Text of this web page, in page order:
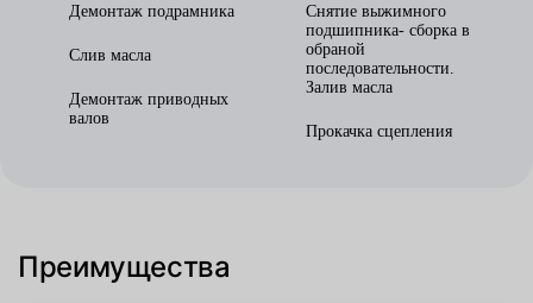
Демонтаж подрамника
Слив масла
Демонтаж приводных
валов
Снятие выжимного
подшипника- сборка в
обраной
последовательности.
Залив масла
Прокачка сцепления
Преимущества